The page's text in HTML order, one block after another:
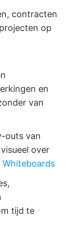
contracten
op
en
van
outs van
over
Whiteboards
tijd te